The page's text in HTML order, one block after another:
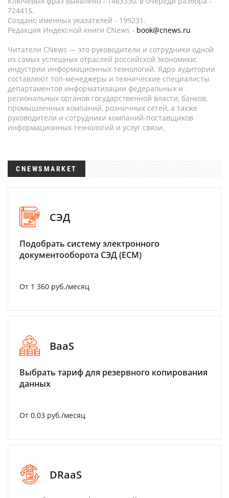
724415.
Создано именных указателей - 199231.
Редакция Индексной книги CNews - book@cnews.ru
Читатели CNews — это руководители и сотрудники одной
из самых успешных отраслей российской экономики:
индустрии информационных технологий. Ядро аудитории
составляют топ-менеджеры и технические специалисты
департаментов информатизации федеральных и
региональных органов государственной власти, банков,
промышленных компаний, розничных сетей, а также
руководители и сотрудники компаний-поставщиков
информационных технологий и услуг связи.
CNEWSMARKET
СЭД
Подобрать систему электронного
документооборота СЭД (ECM)
От 1 360 руб./месяц
BaaS
Выбрать тариф для резервного копирования
данных
От 0.03 руб./месяц
DRaaS